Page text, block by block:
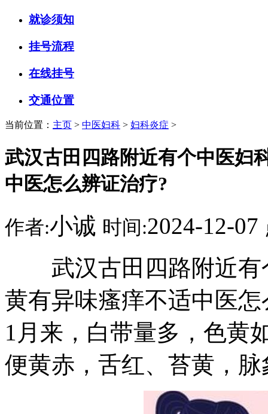
就诊须知
挂号流程
在线挂号
交通位置
当前位置： 主页 > 中医妇科 > 妇科炎症 >
武汉古田四路附近有个中医妇
中医怎么辨证治疗?
作者:小诚 时间:2024-12-07
武汉古田四路附近有
黄有异味瘙痒不适中医
1月来，白带量多，色黄
便黄赤，舌红、苔黄，